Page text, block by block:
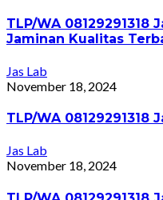
TLP/WA 08129291318
Jaminan Kualitas
Jas Lab
November 18, 2024
TLP/WA 08129291318
Jas Lab
November 18, 2024